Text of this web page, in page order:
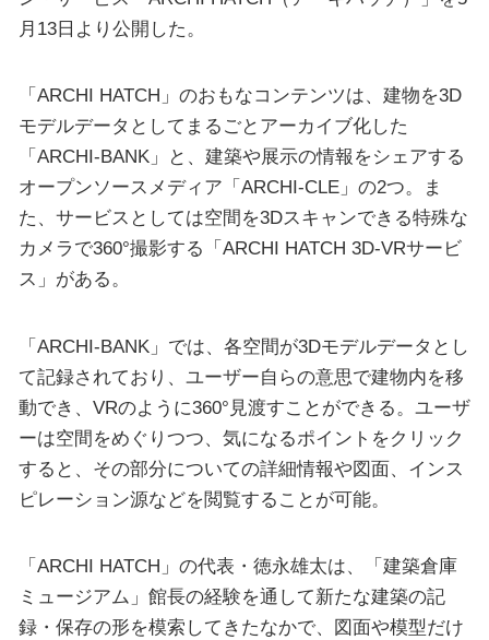
月13日より公開した。
「ARCHI HATCH」のおもなコンテンツは、建物を3D
モデルデータとしてまるごとアーカイブ化した
「ARCHI-BANK」と、建築や展示の情報をシェアする
オープンソースメディア「ARCHI-CLE」の2つ。ま
た、サービスとしては空間を3Dスキャンできる特殊な
カメラで360°撮影する「ARCHI HATCH 3D-VRサービ
ス」がある。
「ARCHI-BANK」では、各空間が3Dモデルデータとし
て記録されており、ユーザー自らの意思で建物内を移
動でき、VRのように360°見渡すことができる。ユーザ
ーは空間をめぐりつつ、気になるポイントをクリック
すると、その部分についての詳細情報や図面、インス
ピレーション源などを閲覧することが可能。
「ARCHI HATCH」の代表・徳永雄太は、「建築倉庫
ミュージアム」館長の経験を通して新たな建築の記
録・保存の形を模索してきたなかで、図面や模型だけ